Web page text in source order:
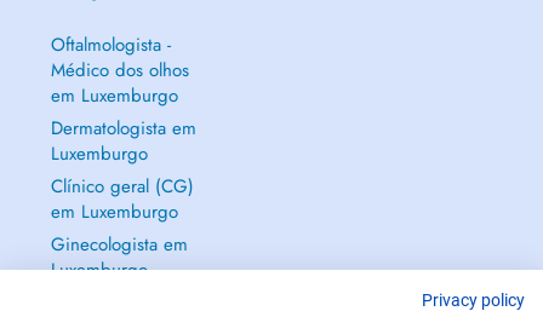
Oftalmologista -
Médico dos olhos
em Luxemburgo
Dermatologista em
Luxemburgo
Clínico geral (CG)
em Luxemburgo
Ginecologista em
Luxemburgo
Privacy policy